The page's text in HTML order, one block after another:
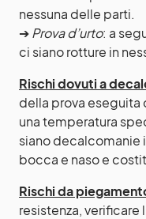
nessuna delle parti.
➔Prova d’urto: a
ci siano rotture in
Rischi dovuti a
della prova eseguita
una temperatura
siano decalcomanie
bocca e naso e
Rischi da
resistenza, verificare